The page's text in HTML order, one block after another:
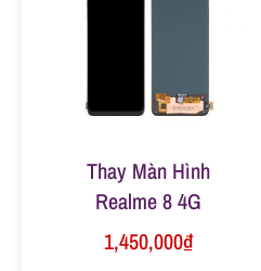
Thay Màn Hình
Realme 8 4G
1,450,000₫